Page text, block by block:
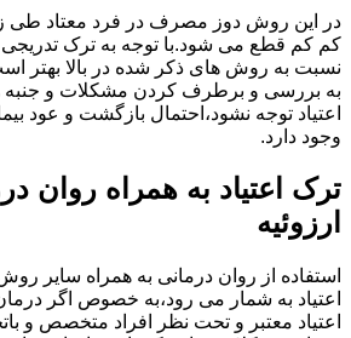
در این روش دوز مصرف در فرد معتاد طی
کم کم قطع می شود.با توجه به ترک
نسبت به روش های ذکر شده در بالا بهتر
به بررسی و برطرف کردن مشکلات و جنبه
اعتیاد توجه نشود،احتمال بازگشت و عود
وجود دارد.
ترک اعتیاد به همراه روان
ارزوئیه
استفاده از روان درمانی به همراه سایر
اعتیاد به شمار می رود،به خصوص اگر
اعتیاد معتبر و تحت نظر افراد متخصص و